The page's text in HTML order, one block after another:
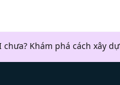
chưa? Khám phá cách xây